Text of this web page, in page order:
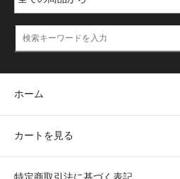
ホーム
カートを見る
特定商取引法に基づく表記